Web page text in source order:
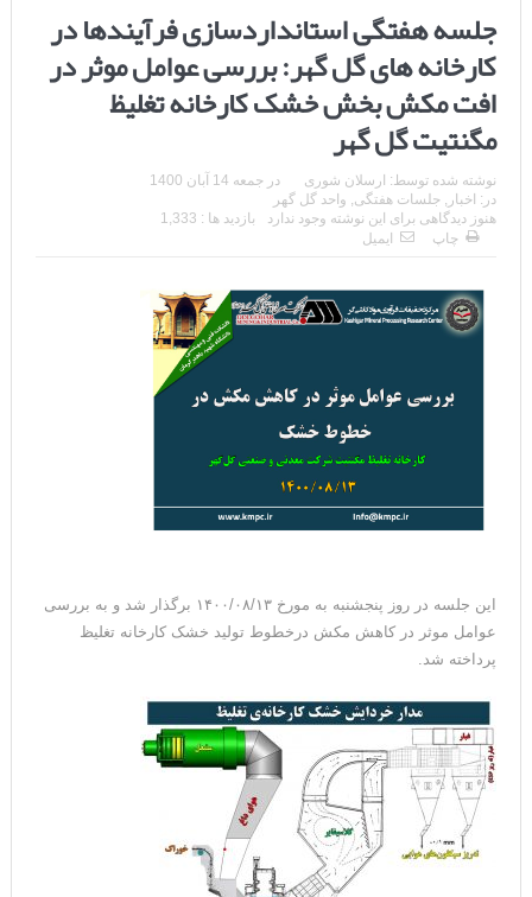
جلسه هفتگی استانداردسازی فرآیندها در
کارخانه های گل گهر: بررسی عوامل موثر در
افت مکش بخش خشک کارخانه تغلیظ
مگنتیت گل گهر
نوشته شده توسط: ارسلان شوری در جمعه 14 آبان 1400
در: اخبار , جلسات هفتگی, واحد گل گهر
هنوز دیدگاهی برای این نوشته وجود ندارد
بازدید ها : 1,333
چاپ
ایمیل
این جلسه در روز پنجشنبه به مورخ ۱۴۰۰/۰۸/۱۳ برگذار شد و به بررسی
عوامل موثر در کاهش مکش درخطوط تولید خشک کارخانه تغلیظ
پرداخته شد.